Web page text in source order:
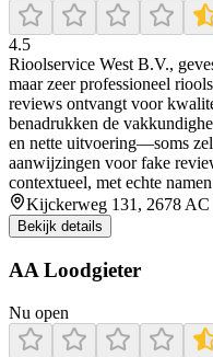
4.5
Rioolservice West B.V.,
maar zeer professioneel
reviews ontvangt voor
benadrukken de
en nette uitvoering—soms
aanwijzingen voor fake
contextueel, met echte
Kijckerweg 131, 2678
Bekijk details
AA Loodgieter
Nu open